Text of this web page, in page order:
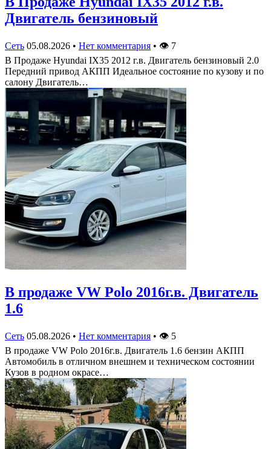
Двигатель бензиновый
Сеть 05.08.2026 • Нет комментария • 👁 7
В Продаже Hyundai IX35 2012 г.в. Двигатель бензиновый 2.0
Передний привод АКПП Идеальное состояние по кузову и по
салону Двигатель…
В продаже VW Polo 2016г.в. Двигатель
1.6
Сеть 05.08.2026 • Нет комментария • 👁 5
В продаже VW Polo 2016г.в. Двигатель 1.6 бензин АКПП
Автомобиль в отличном внешнем и техническом состоянии
Кузов в родном окрасе…